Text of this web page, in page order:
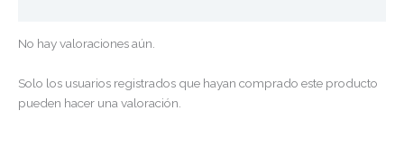
No hay valoraciones aún.
Solo los usuarios registrados que hayan comprado este producto
pueden hacer una valoración.